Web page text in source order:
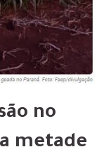
no
metade